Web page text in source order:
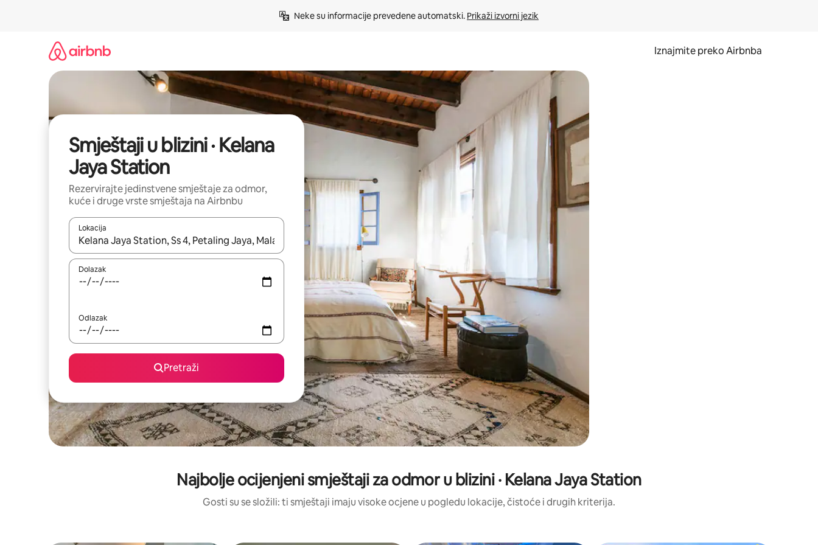
Neke su informacije prevedene automatski. Prikaži izvorni jezik
Iznajmite preko Airbnba
Smještaji u blizini · Kelana
Jaya Station
Rezervirajte jedinstvene smještaje za odmor,
kuće i druge vrste smještaja na Airbnbu
Lokacija
Kada budu dostupni rezultati, moći ćete ih pregledati koristeći se strelicama prema gore i prema dolje, kao i dodirom ili prelaskom prstom po zaslonu.
Dolazak
Odlazak
Pretraži
Najbolje ocijenjeni smještaji za odmor u blizini · Kelana Jaya Station
Gosti su se složili: ti smještaji imaju visoke ocjene u pogledu lokacije, čistoće i drugih kriterija.